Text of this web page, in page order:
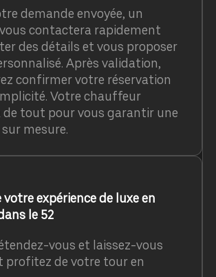
demande envoyée, un
contactera rapidement
des détails et vous proposer
Après validation,
confirmer votre réservation
Votre chauffeur
de tout pour vous garantir une
mesure.
expérience de luxe en
le 52
vous et laissez-vous
profitez de votre tour en